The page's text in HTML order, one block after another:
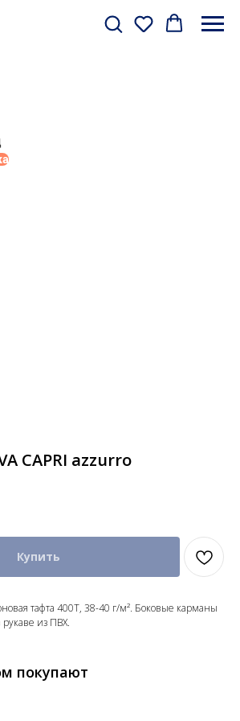
CAPRI azzurro
Купить
тафта 400T, 38-40 г/м². Боковые карманы
из ПВХ.
покупают